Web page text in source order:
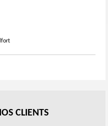
CLIENTS